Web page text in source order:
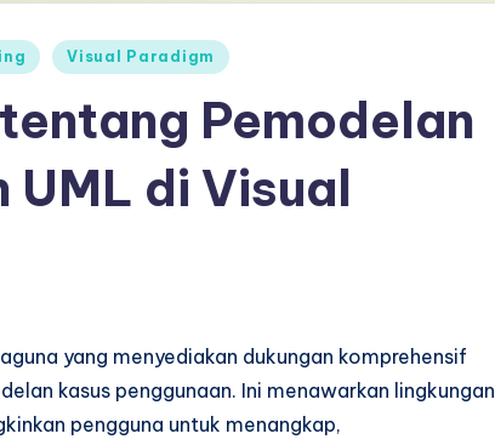
Visual Paradigm
Pemodelan
UML di Visual
yang menyediakan dukungan komprehensif
kasus penggunaan. Ini menawarkan lingkungan
pengguna untuk menangkap,